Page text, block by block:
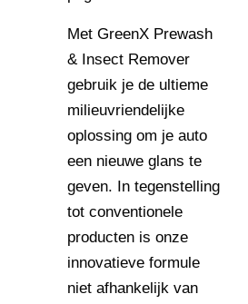
Met GreenX Prewash
& Insect Remover
gebruik je de ultieme
milieuvriendelijke
oplossing om je auto
een nieuwe glans te
geven. In tegenstelling
tot conventionele
producten is onze
innovatieve formule
niet afhankelijk van